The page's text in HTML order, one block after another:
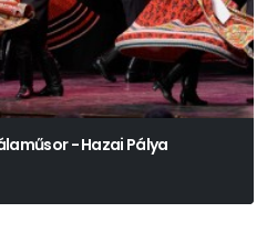
- Hazai Pálya